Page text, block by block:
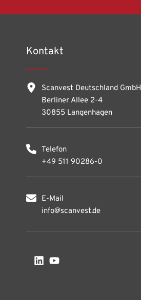
Kontakt
Scanvest Deutschland GmbH
Berliner Allee 2-4
30855 Langenhagen
Telefon
+49 511 90286-0
E-Mail
info@scanvest.de